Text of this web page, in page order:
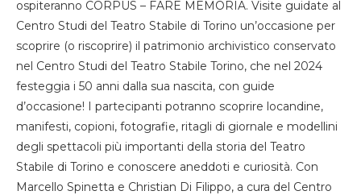
ospiteranno CORPUS – FARE MEMORIA. Visite guidate al
Centro Studi del Teatro Stabile di Torino un’occasione per
scoprire (o riscoprire) il patrimonio archivistico conservato
nel Centro Studi del Teatro Stabile Torino, che nel 2024
festeggia i 50 anni dalla sua nascita, con guide
d’occasione! I partecipanti potranno scoprire locandine,
manifesti, copioni, fotografie, ritagli di giornale e modellini
degli spettacoli più importanti della storia del Teatro
Stabile di Torino e conoscere aneddoti e curiosità. Con
Marcello Spinetta e Christian Di Filippo, a cura del Centro